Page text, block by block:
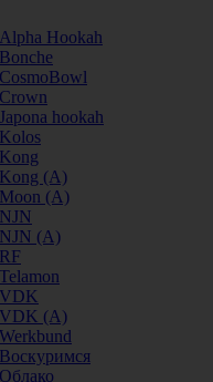
Hookah
hookah
(A)
(А)
(А)
VDK (А)